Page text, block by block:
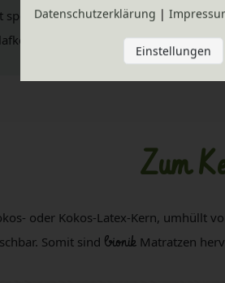
spezieller
Tierhaltung
schlafen und das
Zum
oder Kokos-Latex-Kern, umhüllt
Somit sind bionik Matratzen
Daten­schutz­erklärung |
Einstellungen